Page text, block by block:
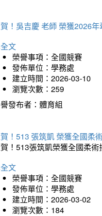
！吳吉慶 老師 榮獲2026
文
榮譽事項：全國競賽
發佈單位：學務處
建立時間：2026-03-10
瀏覽次數：259
發布者：體育組
！513 張筑凱 榮獲全國柔
！513張筑凱榮獲全國柔
文
榮譽事項：全國競賽
發佈單位：學務處
建立時間：2026-03-02
瀏覽次數：184